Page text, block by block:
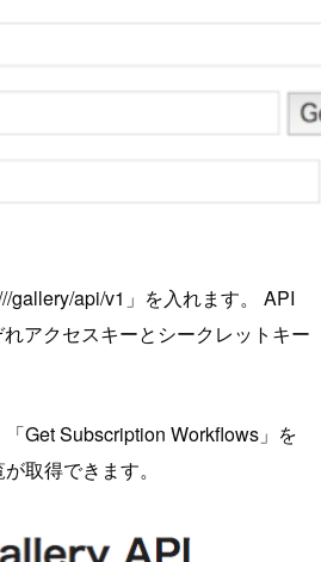
gallery/api/v1」を入れます。 API
アクセスキーとシークレットキー
Get Subscription Workflows」を
取得できます。